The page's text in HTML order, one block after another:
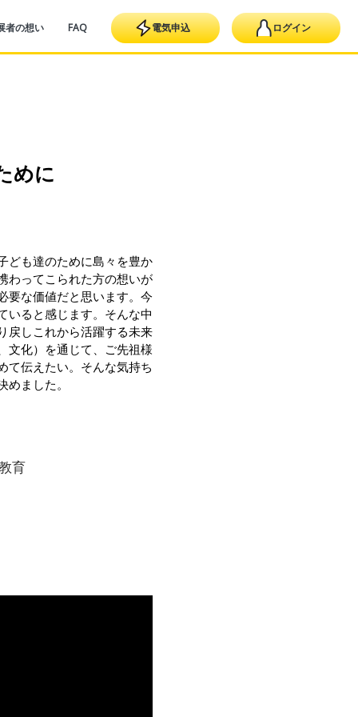
者の想い FAQ 電気申込 ログイン
めに
ども達のために島々を豊か
わってこられた方の想いが
要な価値だと思います。今
いると感じます。そんな中
戻しこれから活躍する未来
文化）を通じて、ご先祖様
て伝えたい。そんな気持ち
ました。
育